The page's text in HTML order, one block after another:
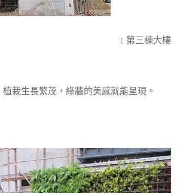
三棟大樓
生長繁茂，綠牆的美感就能呈現。